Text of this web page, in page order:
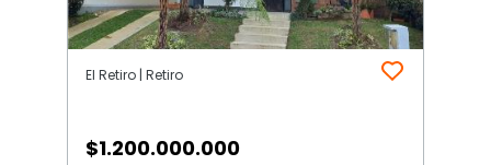
El Retiro | Retiro
$1.200.000.000